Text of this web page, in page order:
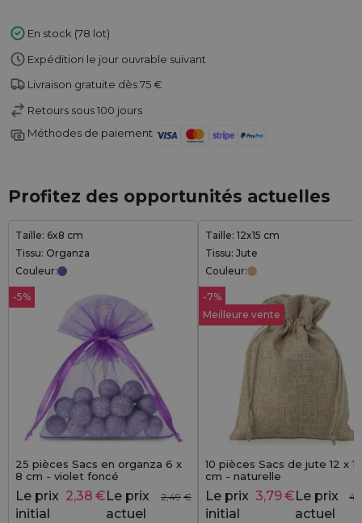
En stock (78 lot)
Expédition le jour ouvrable suivant
Livraison gratuite dès 75 €
Retours sous 100 jours
Méthodes de paiement
Profitez des opportunités actuelles
Taille: 6x8 cm
Tissu: Organza
Couleur:
-5%
25 pièces Sacs en organza 6 x
8 cm - violet foncé
2,49 €
Le prix
initial
2,38 € Le prix
actuel
Taille: 12x15 cm
Tissu: Jute
Couleur:
Meilleure vente
-7%
10 pièces Sacs de jute 12 x 15
cm - naturelle
Le prix
initial
3,79€ Le prix
actuel